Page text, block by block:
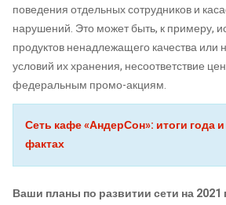
поведения отдельных сотрудников и
нарушений. Это может быть, к примеру,
продуктов ненадлежащего качества или
условий их хранения, несоответствие
федеральным промо-акциям.
Сеть кафе «АндерСон»: итоги года
фактах
Ваши планы по развитии сети на 2021